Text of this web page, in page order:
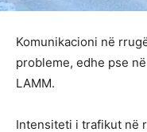
Komunikacioni në
probleme, edhe pse
LAMM.
Intensiteti i trafikut në